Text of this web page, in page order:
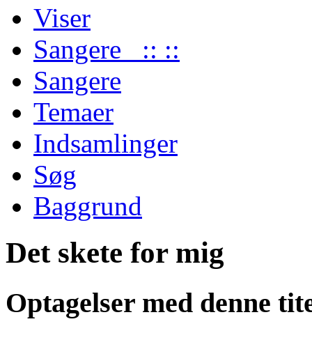
Viser
Sangere :: ::
Sangere
Temaer
Indsamlinger
Søg
Baggrund
Det skete for mig
Optagelser med denne